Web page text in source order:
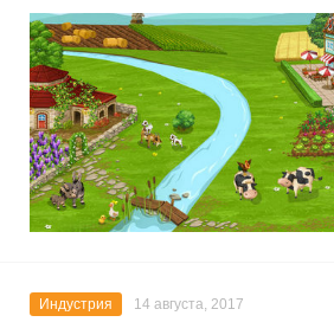
Индустрия 14 августа, 2017